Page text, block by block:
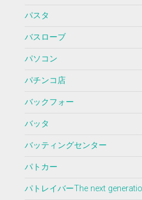
パスタ
バスローブ
パソコン
パチンコ店
バックフォー
バッタ
バッティングセンター
パトカー
パトレイバーThe next